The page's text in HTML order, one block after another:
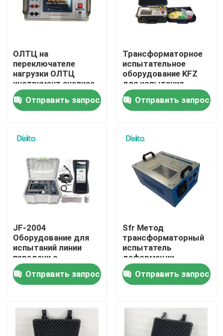
Домой
Продукты
Экскурсия по заводу
Свяжитесь с нами
Запросите цитату
Электрическое оборудование для испытаний
ОЛТЦ на
переключателе
нагрузки ОЛТЦ
инструмент анализа
переключателя
трансформатора
Отправить запрос
Трансформаторное
испытательное
оборудование KFZ
для испытания
потерь нагрузки и
отсутствия потерь
нагрузки
Отправить запрос
JF-2004
Оборудование для
испытаний линии
передачи с
обнаружением
частичного разряда
Отправить запрос
Sfr Метод
трансформаторный
испытатель
деформации
намотки ядра SFRA
Отправить запрос